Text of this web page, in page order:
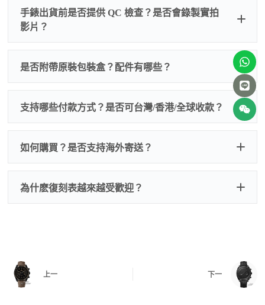
為事故，免費維修三年
人為事故我們只收更換配件
的費用，配件很便宜，大多數兩位數，貴一點也就一
手錶出貨前是否提供 QC 檢查？是否會錄製實拍
影片？
QC 品
質檢查
度、錶帶等部位是否完好無瑕、貼合緊密。
是否有異音，再根據款式進行上弦與功能測試。
給您確認，確定沒有問題後才會安排出貨。
是否附帶原裝包裝盒？配件有哪些？
我們默認會提供普通盒子，如果需要原裝盒子可
以找我們搭配，選擇原裝盒子附屬配件：原裝盒
如是鋼帶手錶會贈送拆錶帶工具。
注：部分原裝盒子需要加錢購買，價格也不貴。
支持哪些付款方式？是否可台灣/香港/全球收款？
交易方式
如何購買？是否支持海外寄送？
為什麽復刻表越來越受歡迎？
：以原裝價格的十分之一即可享受相
同外觀與佩戴質感。
上一 下一